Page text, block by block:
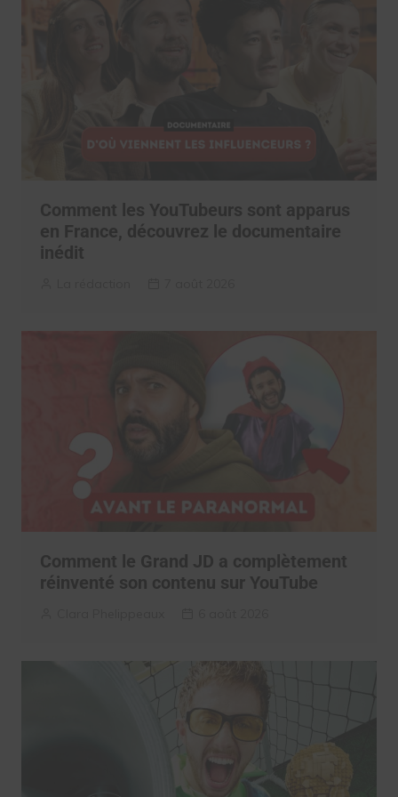
Comment les YouTubeurs sont apparus
en France, découvrez le documentaire
inédit
Comment le Grand JD a complètement
réinventé son contenu sur YouTube